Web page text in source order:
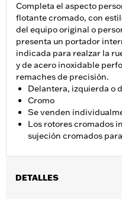
Completa el aspecto
flotante cromado, con
del equipo original o
presenta un portador
indicada para realzar la
y de acero inoxidable
remaches de precisión.
Delantera, izquierda o
Cromo
Se venden
Los rotores cromados
sujeción cromados
DETALLES